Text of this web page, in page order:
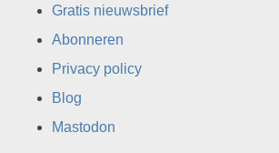
Gratis nieuwsbrief
Abonneren
Privacy policy
Blog
Mastodon